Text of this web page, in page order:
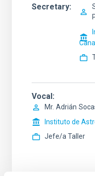
Secretary
Vocal
Mr. Adrián
Instituto de
Jefe/a Taller